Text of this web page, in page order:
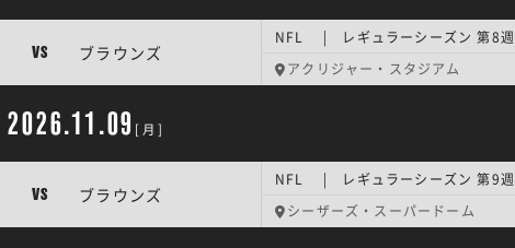
VS ブラウンズ
NFL | レギュラーシーズン 第8週
アクリジャー・スタジアム
2026.11.09 [月]
VS ブラウンズ
NFL | レギュラーシーズン 第9週
シーザーズ・スーパードーム